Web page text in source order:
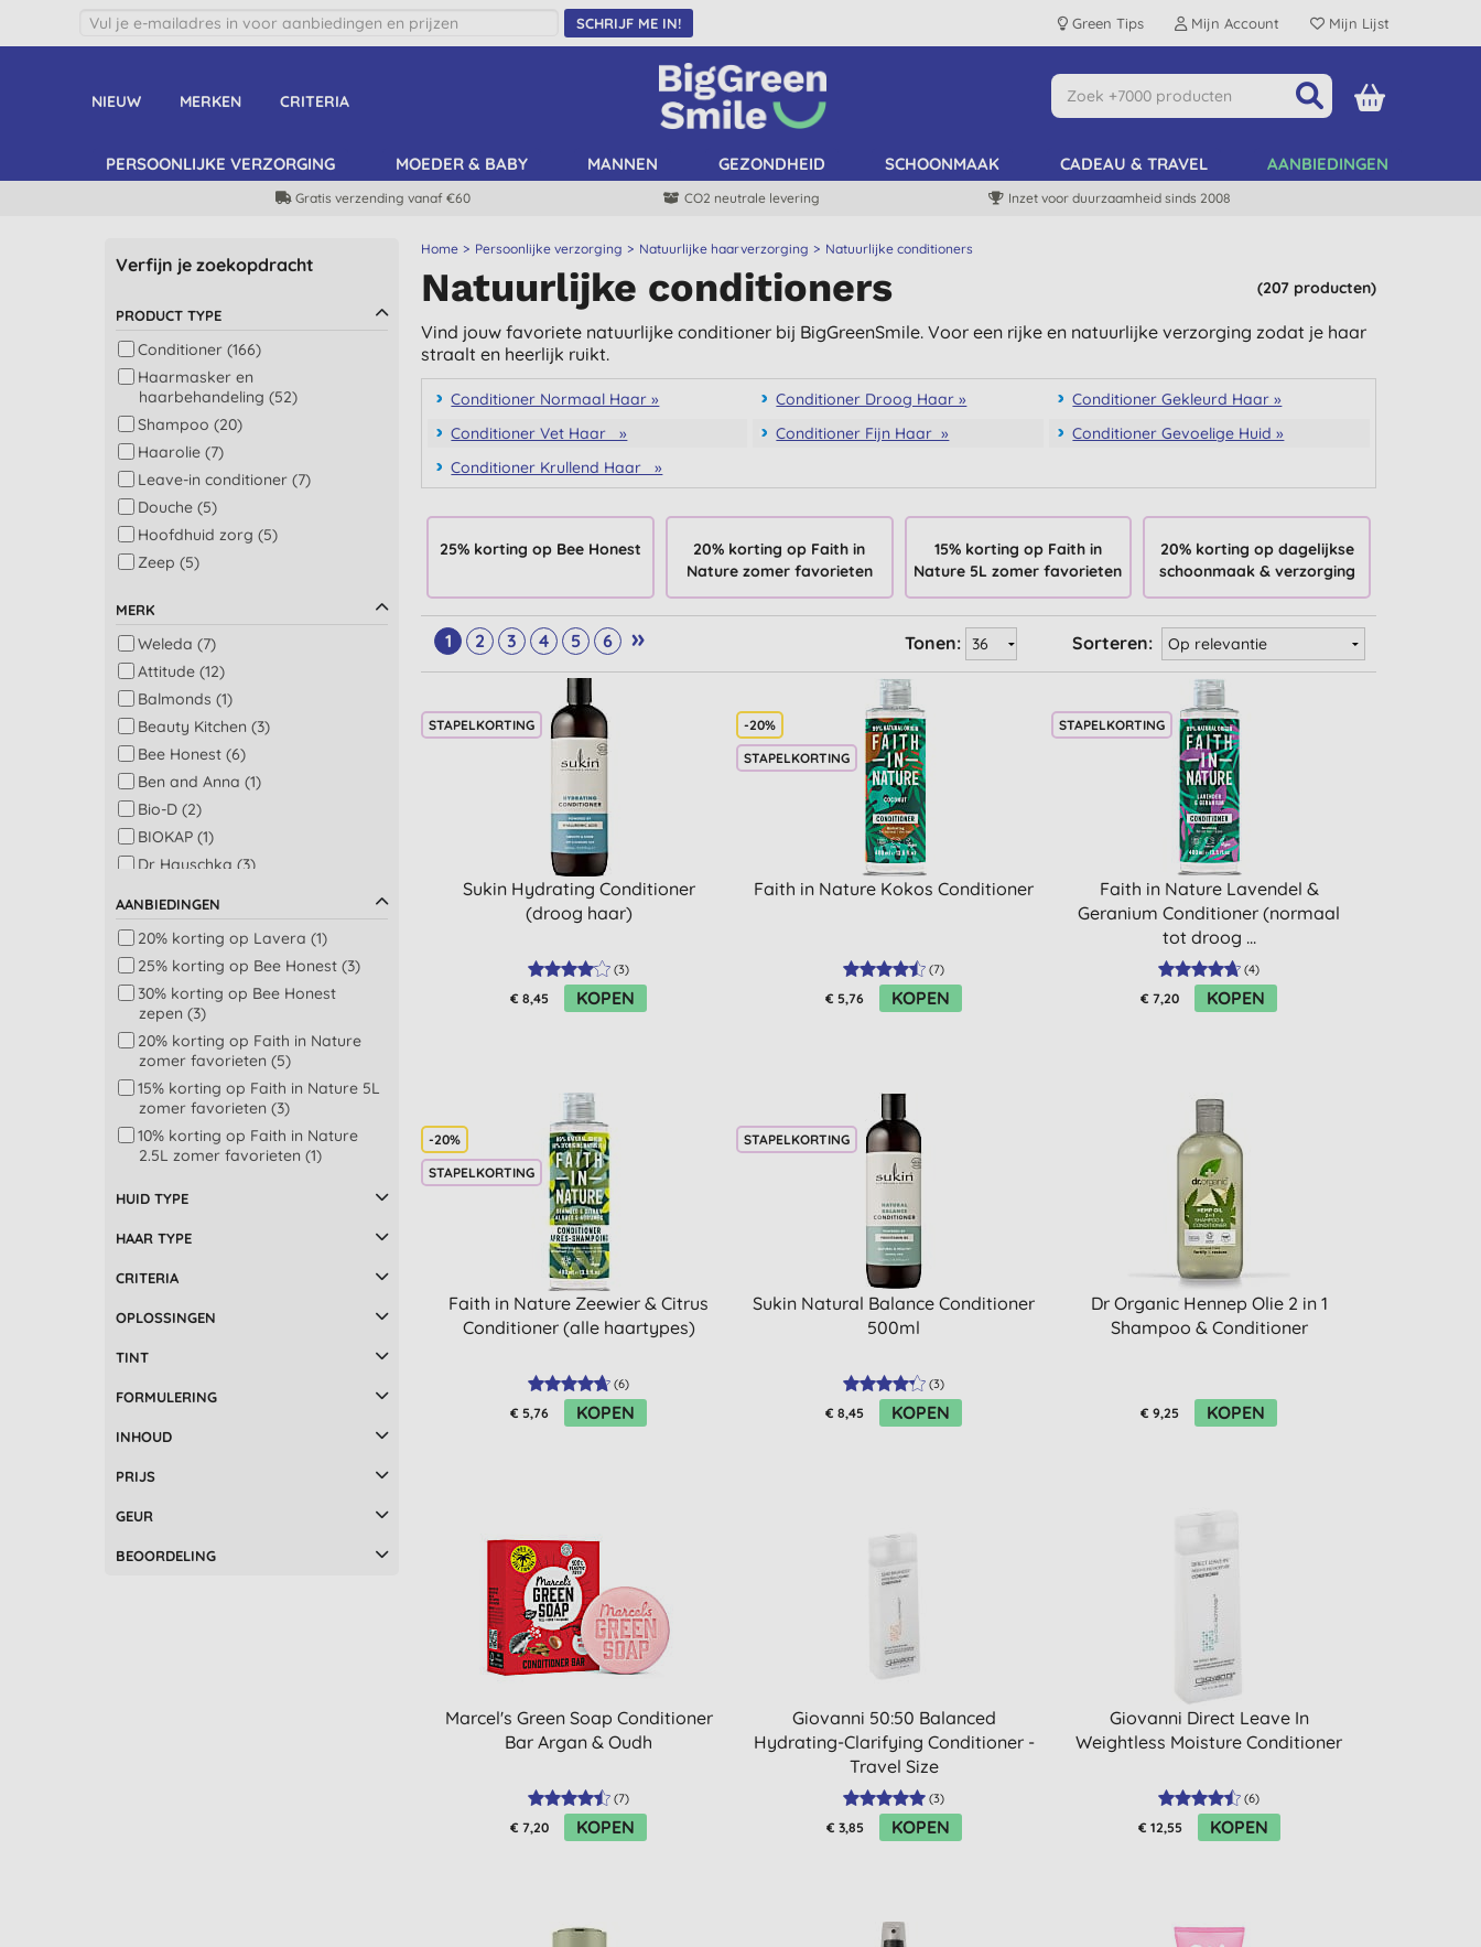
SCHRIJF ME IN! Green Tips Mijn Account Mijn Lijst
NIEUW MERKEN CRITERIA
PERSOONLIJKE VERZORGING MOEDER & BABY MANNEN GEZONDHEID SCHOONMAAK CADEAU & TRAVEL AANBIEDINGEN
Gratis verzending vanaf €60 CO2 neutrale levering Inzet voor duurzaamheid sinds 2008
Home Persoonlijke verzorging Natuurlijke haarverzorging Natuurlijke conditioners
(207 producten)
Natuurlijke conditioners
Vind jouw favoriete natuurlijke conditioner bij BigGreenSmile. Voor een rijke en natuurlijke verzorging zodat je haar
straalt en heerlijk ruikt.
Conditioner Normaal Haar » Conditioner Droog Haar »
Conditioner Gekleurd Haar »
Conditioner Vet Haar »
Conditioner Fijn Haar »
Conditioner Gevoelige Huid »
Conditioner Krullend Haar »
25% korting op Bee Honest
20% korting op Faith in
Nature zomer favorieten
15% korting op Faith in
Nature 5L zomer favorieten
20% korting op dagelijkse
schoonmaak & verzorging
1 2 3 4 5 6 » Sorteren:
Tonen:
STAPELKORTING
Sukin Hydrating Conditioner
(droog haar)
(3)
€ 8,45 KOPEN
-20%
STAPELKORTING
Faith in Nature Kokos Conditioner
(7)
€ 5,76 KOPEN
STAPELKORTING
Faith in Nature Lavendel &
Geranium Conditioner (normaal
tot droog ...
(4)
€ 7,20 KOPEN
-20%
STAPELKORTING
Faith in Nature Zeewier & Citrus
Conditioner (alle haartypes)
(6)
€ 5,76 KOPEN
STAPELKORTING
Sukin Natural Balance Conditioner
500ml
(3)
€ 8,45 KOPEN
Dr Organic Hennep Olie 2 in 1
Shampoo & Conditioner
€ 9,25 KOPEN
Marcel's Green Soap Conditioner
Bar Argan & Oudh
(7)
€ 7,20 KOPEN
Giovanni 50:50 Balanced
Hydrating-Clarifying Conditioner -
Travel Size
(3)
€ 3,85 KOPEN
Giovanni Direct Leave In
Weightless Moisture Conditioner
(6)
€ 12,55 KOPEN
Verfijn je zoekopdracht
PRODUCT TYPE
Conditioner (166)
Haarmasker en
haarbehandeling (52)
Shampoo (20)
Haarolie (7)
Leave-in conditioner (7)
Douche (5)
Hoofdhuid zorg (5)
Zeep (5)
Kinderen lichaam en
haarverzorging (3)
Multi-taskers (3)
Bad en douche (2)
Aromatherapie, ontspanning en
massage (1)
Baby bad, shampoo en
mondverzorging (1)
Badkamer (1)
Beauty olie (1)
Bodylotion (1)
Gelegenheid (1)
Haarkleuring (1)
Man haarverzorging (1)
Natuurlijke medicijn (1)
MERK
Weleda (7)
Attitude (12)
Balmonds (1)
Beauty Kitchen (3)
Bee Honest (6)
Ben and Anna (1)
Bio-D (2)
BIOKAP (1)
Dr Hauschka (3)
Eubiona (2)
Faith in Nature (19)
Friendly Soap (4)
Giovanni (32)
Grahams (1)
Green People (5)
Herbatint (2)
Hope's Relief (1)
Lavera (1)
Logona (2)
Marcel´s Green Soap (5)
Miniml (8)
Naturtint (12)
Odylique (3)
PURE Papayacare (1)
Q and A (3)
Sante (3)
Sukin (7)
AANBIEDINGEN
20% korting op Lavera (1)
25% korting op Bee Honest (3)
30% korting op Bee Honest
zepen (3)
20% korting op Faith in Nature
zomer favorieten (5)
15% korting op Faith in Nature 5L
zomer favorieten (3)
10% korting op Faith in Nature
2.5L zomer favorieten (1)
15% korting op feel good
verzorging (18)
schoonmaak & verzorging (1)
(1)
20% Korting - Uitverkoop (4)
HUID TYPE
HAAR TYPE
CRITERIA
OPLOSSINGEN
TINT
FORMULERING
INHOUD
PRIJS
GEUR
BEOORDELING